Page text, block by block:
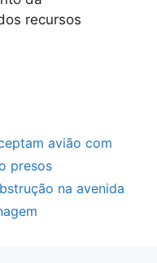
recursos
avião com
presos
na avenida